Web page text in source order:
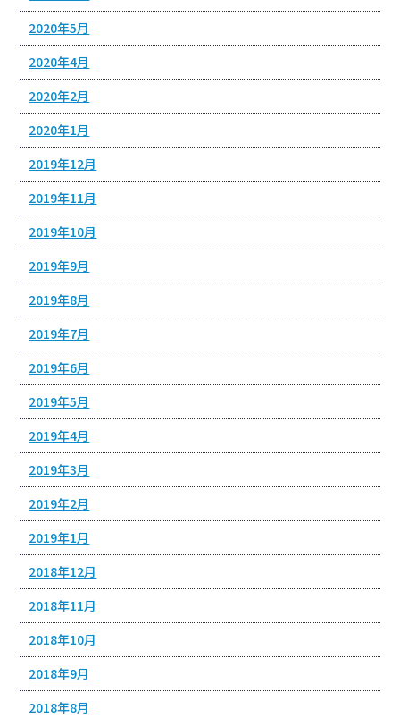
2020年5月
2020年4月
2020年2月
2020年1月
2019年12月
2019年11月
2019年10月
2019年9月
2019年8月
2019年7月
2019年6月
2019年5月
2019年4月
2019年3月
2019年2月
2019年1月
2018年12月
2018年11月
2018年10月
2018年9月
2018年8月